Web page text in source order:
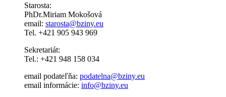
Starosta:
PhDr.Miriam Mokošová
email: starosta@bziny.eu
Tel. +421 905 943 969
Sekretariát:
Tel.: +421 948 158 034
email podateľňa: podatelna@bziny.eu
email informácie: info@bziny.eu